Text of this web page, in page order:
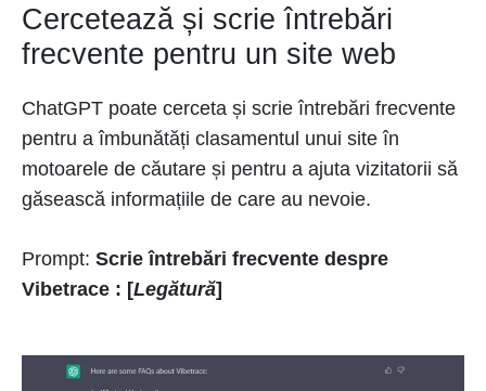
Cercetează și scrie întrebări
frecvente pentru un site web
ChatGPT poate cerceta și scrie întrebări frecvente
pentru a îmbunătăți clasamentul unui site în
motoarele de căutare și pentru a ajuta vizitatorii să
găsească informațiile de care au nevoie.
Prompt: Scrie întrebări frecvente despre
Vibetrace : [Legătură]